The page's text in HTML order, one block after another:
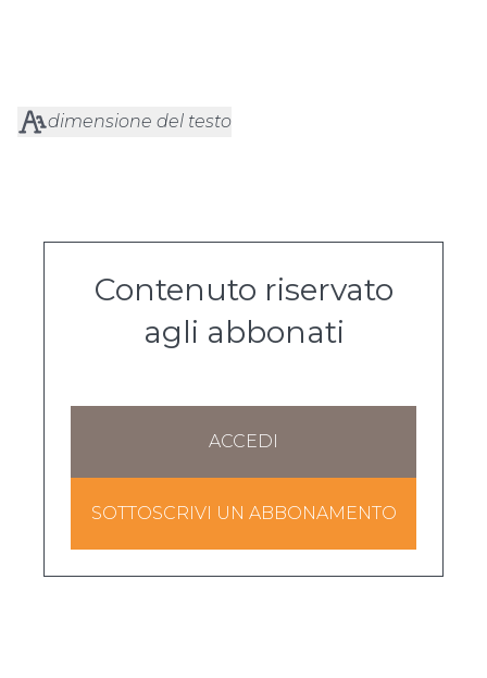
dimensione del testo
Contenuto riservato
agli abbonati
ACCEDI
SOTTOSCRIVI UN ABBONAMENTO